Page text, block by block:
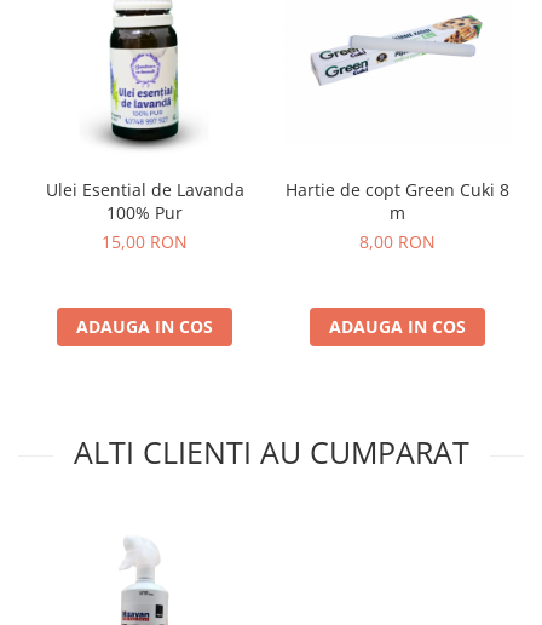
Ulei Esential de Lavanda
100% Pur
15,00 RON
ADAUGA IN COS
Hartie de copt Green Cuki 8
m
8,00 RON
ADAUGA IN COS
ALTI CLIENTI AU CUMPARAT